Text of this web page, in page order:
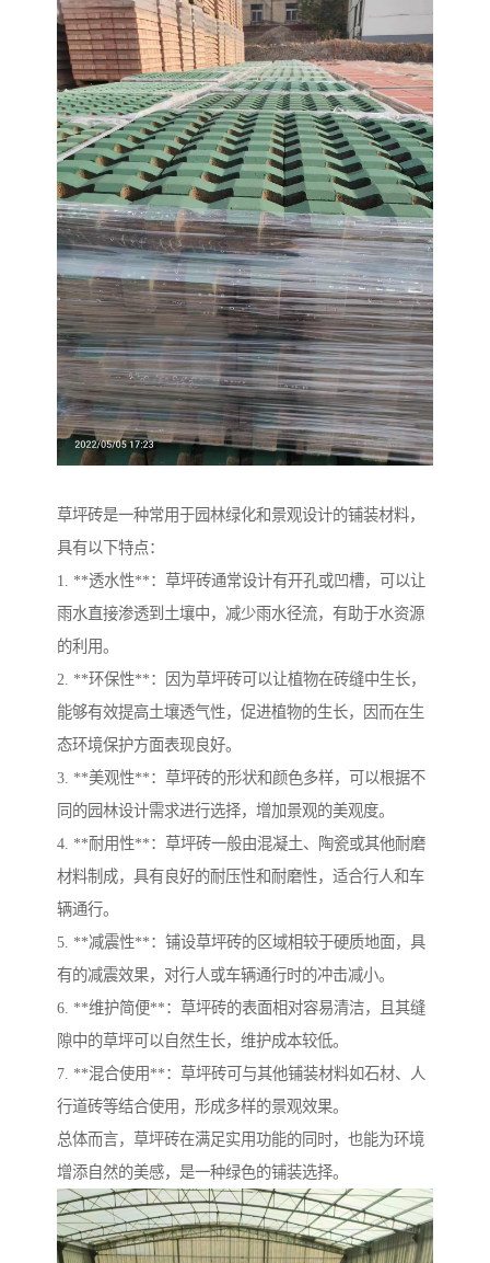
草坪砖是一种常用于园林绿化和景观设计的铺装材料，
具有以下特点：
1. **透水性**：草坪砖通常设计有开孔或凹槽，可以让
雨水直接渗透到土壤中，减少雨水径流，有助于水资源
的利用。
2. **环保性**：因为草坪砖可以让植物在砖缝中生长，
能够有效提高土壤透气性，促进植物的生长，因而在生
态环境保护方面表现良好。
3. **美观性**：草坪砖的形状和颜色多样，可以根据不
同的园林设计需求进行选择，增加景观的美观度。
4. **耐用性**：草坪砖一般由混凝土、陶瓷或其他耐磨
材料制成，具有良好的耐压性和耐磨性，适合行人和车
辆通行。
5. **减震性**：铺设草坪砖的区域相较于硬质地面，具
有的减震效果，对行人或车辆通行时的冲击减小。
6. **维护简便**：草坪砖的表面相对容易清洁，且其缝
隙中的草坪可以自然生长，维护成本较低。
7. **混合使用**：草坪砖可与其他铺装材料如石材、人
行道砖等结合使用，形成多样的景观效果。
总体而言，草坪砖在满足实用功能的同时，也能为环境
增添自然的美感，是一种绿色的铺装选择。